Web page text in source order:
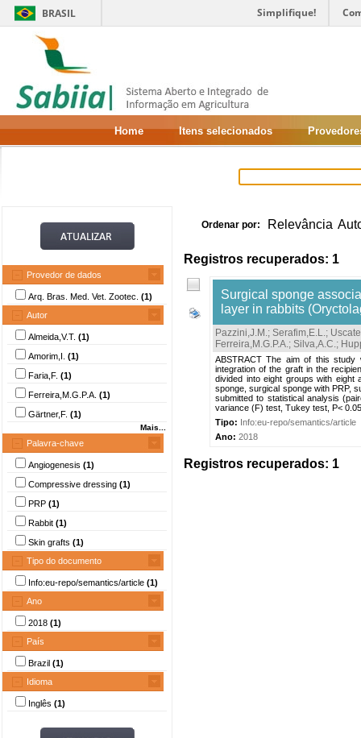
BRASIL Simplifique!
Home Itens selecionados
Provedor de dados
Arq. Bras. Med. Vet. Zootec. (1)
Autor
Almeida,V.T. (1)
Amorim,I. (1)
Faria,F. (1)
Ferreira,M.G.P.A. (1)
Gärtner,F. (1)
Mais...
Palavra-chave
Angiogenesis (1)
Compressive dressing (1)
PRP (1)
Rabbit (1)
Skin grafts (1)
Tipo do documento
Info:eu-repo/semantics/article (1)
Ano
2018 (1)
País
Brazil (1)
Idioma
Inglês (1)
Ordenar por: Relevância
Registros recuperados: 1
Surgical sponge
layer in rabbits
Pazzini,J.M.; Serafim,E.L.;
Ferreira,M.G.P.A.; Silva,A.C.;
ABSTRACT The aim of this study
integration of the graft in the
divided into eight groups with eight
sponge, surgical sponge with PRP,
submitted to statistical analysis
variance (F) test, Tukey test, P<
Tipo: Info:eu-repo/semantics/article
Ano: 2018
Registros recuperados: 1